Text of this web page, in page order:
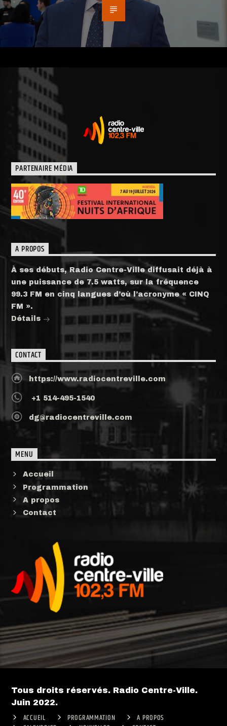
PARTENAIRE MÉDIA
A PROPOS
À ses débuts, Radio Centre-Ville diffusait déjà à
une puissance de 7.5 watts, sur la fréquence
99.3 FM en cinq langues d’où l’acronyme « CINQ
FM ».
Détails
CONTACT
https://www.radiocentreville.com
+1 514-495-1540
dg@radiocentreville.com
MENU
Accueil
Programmation
A propos
Contact
Tous droits réservés. Radio Centre-Ville.
Juin 2022.
ACCUEIL PROGRAMMATION
A PROPOS